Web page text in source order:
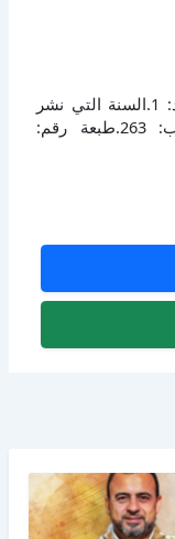
الناشر للكتاب: مكتبة التوبة.مجلدات بعدد: 1.السنة التي نشر
فيها الكتاب: 1993.عدد صفحات الكتاب: 263.طبعة رقم: